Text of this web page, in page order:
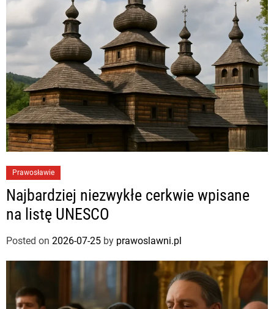
Prawosławie
Najbardziej niezwykłe cerkwie wpisane
na listę UNESCO
Posted on 2026-07-25 by prawoslawni.pl